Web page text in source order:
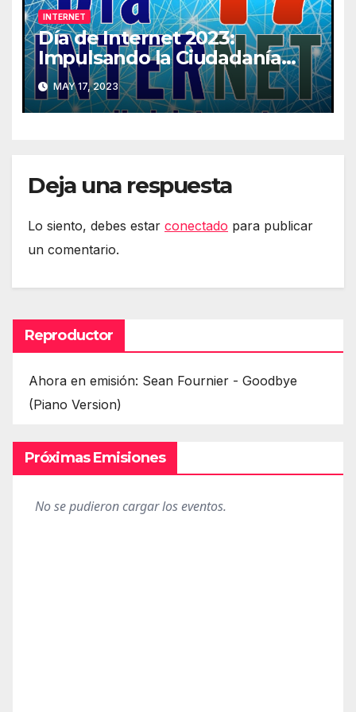
INTERNET
Día de Internet 2023:
Impulsando la Ciudadanía
Digital
MAY 17, 2023
Deja una respuesta
Lo siento, debes estar conectado para publicar
un comentario.
Reproductor
Ahora en emisión: Sean Fournier - Goodbye
(Piano Version)
Próximas Emisiones